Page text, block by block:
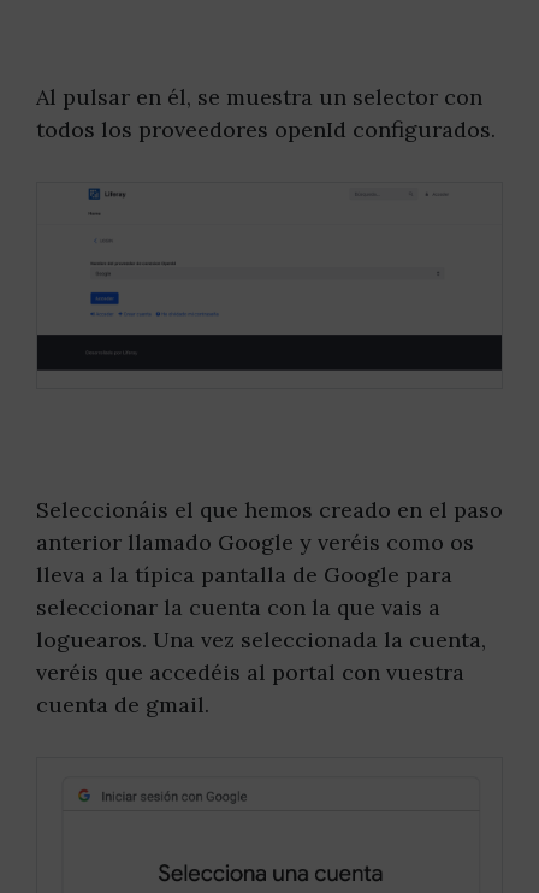
Al pulsar en él, se muestra un selector con
todos los proveedores openId configurados.
Seleccionáis el que hemos creado en el paso
anterior llamado Google y veréis como os
lleva a la típica pantalla de Google para
seleccionar la cuenta con la que vais a
loguearos. Una vez seleccionada la cuenta,
veréis que accedéis al portal con vuestra
cuenta de gmail.